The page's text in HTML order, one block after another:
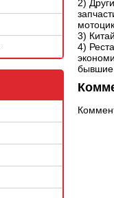
2)
3)
4)
бывшие